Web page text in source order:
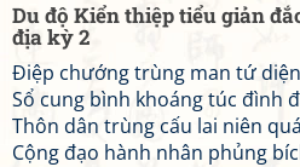
Du độ Kiển thiệp tiểu giản
địa kỳ 2
Điệp chướng trùng man tứ
Sổ cung bình khoáng túc đình
Thôn dân trùng cấu lai niên
Cộng đạo hành nhân phủng